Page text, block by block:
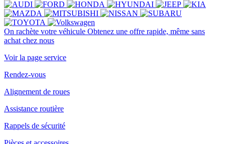
On rachète votre véhicule Obtenez une offre rapide, même sans
achat chez nous
Voir la page service
Rendez-vous
Alignement de roues
Assistance routière
Rappels de sécurité